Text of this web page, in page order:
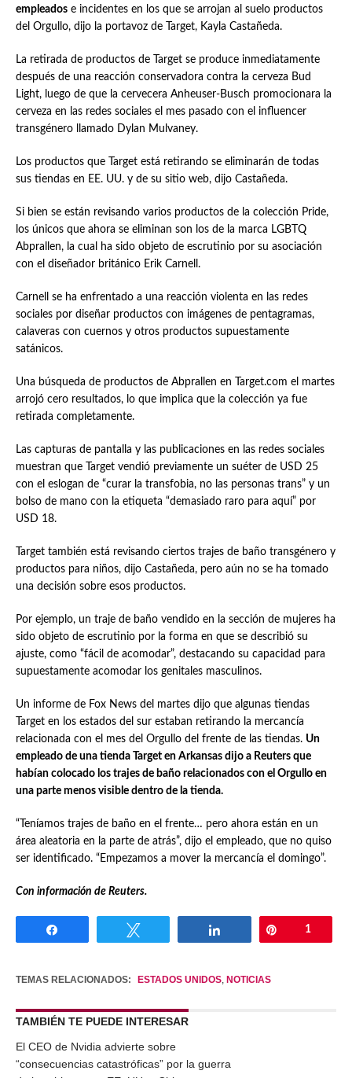
empleadose incidentes en los que se arrojan al suelo productos
del Orgullo, dijo la portavoz de Target, Kayla Castañeda.
La retirada de productos de Target se produce inmediatamente
después de una reacción conservadora contra la cerveza Bud
Light, luego de que la cervecera Anheuser-Busch promocionara la
cerveza en las redes sociales el mes pasado con el influencer
transgénero llamado Dylan Mulvaney.
Los productos que Target está retirando se eliminarán de todas
sus tiendas en EE. UU. y de su sitio web, dijo Castañeda.
Si bien se están revisando varios productos de la colección Pride,
los únicos que ahora se eliminan son los de la marca LGBTQ
Abprallen, la cual ha sido objeto de escrutinio por su asociación
con el diseñador británico Erik Carnell.
Carnell se ha enfrentado a una reacción violenta en las redes
sociales por diseñar productos con imágenes de pentagramas,
calaveras con cuernos y otros productos supuestamente
satánicos.
Una búsqueda de productos de Abprallen en Target.com el martes
arrojó cero resultados, lo que implica que la colección ya fue
retirada completamente.
Las capturas de pantalla y las publicaciones en las redes sociales
muestran que Target vendió previamente un suéter de USD 25
con el eslogan de “curar la transfobia, no las personas trans” y un
bolso de mano con la etiqueta “demasiado raro para aquí” por
USD 18.
Target también está revisando ciertos trajes de baño transgénero y
productos para niños, dijo Castañeda, pero aún no se ha tomado
una decisión sobre esos productos.
Por ejemplo, un traje de baño vendido en la sección de mujeres ha
sido objeto de escrutinio por la forma en que se describió su
ajuste, como “fácil de acomodar”, destacando su capacidad para
supuestamente acomodar los genitales masculinos.
Un informe de Fox News del martes dijo que algunas tiendas
Target en los estados del sur estaban retirando la mercancía
relacionada con el mes del Orgullo del frente de las tiendas. Un
empleado de una tienda Target en Arkansas dijo a Reuters que
habían colocado los trajes de baño relacionados con el Orgullo en
una parte menos visible dentro de la tienda.
“Teníamos trajes de baño en el frente… pero ahora están en un
área aleatoria en la parte de atrás”, dijo el empleado, que no quiso
ser identificado. “Empezamos a mover la mercancía el domingo”.
Con información de Reuters.
Compartir 1
TEMAS RELACIONADOS: ESTADOS UNIDOS, NOTICIAS
TAMBIÉN TE PUEDE INTERESAR
El CEO de Nvidia advierte sobre
“consecuencias catastróficas” por la guerra